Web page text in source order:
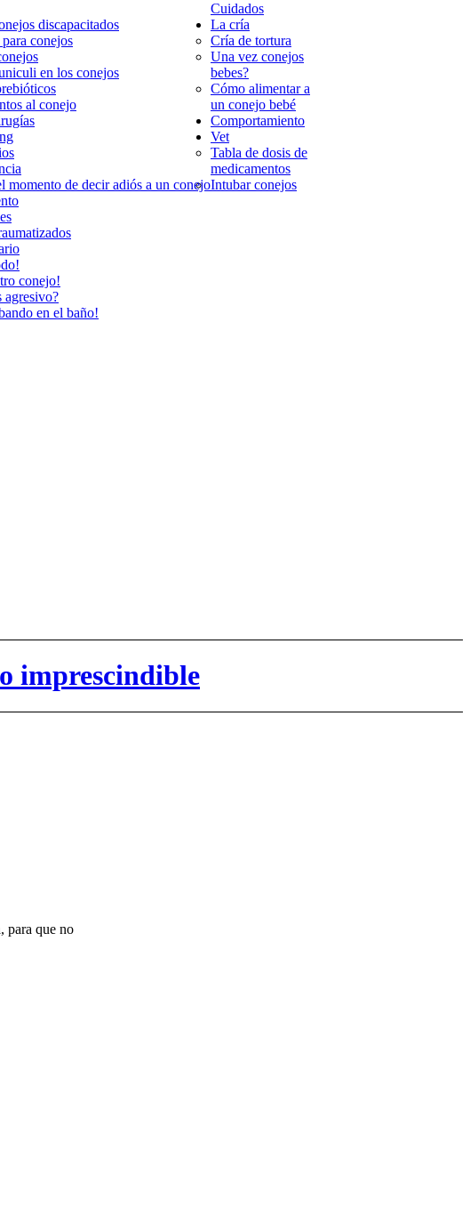
Cuidados
discapacitados
conejos
en los conejos
al conejo
momento de decir adiós a un conejo
La cría
Cría de tortura
Una vez conejos
bebes?
Cómo alimentar a
un conejo bebé
Comportamiento
conejo!
agresivo?
en el baño!
Vet
Tabla de dosis de
medicamentos
Intubar conejos
imprescindible
para que no